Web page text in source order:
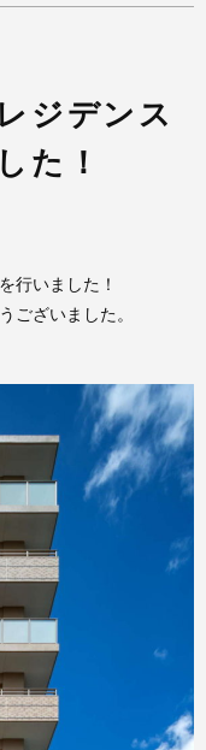
ジデンス
た！
行いました！
ございました。